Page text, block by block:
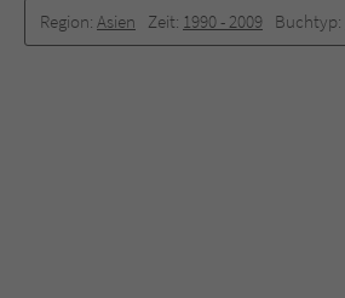
Region: Asien Zeit: 1990 -­ 2009 Buchtyp: